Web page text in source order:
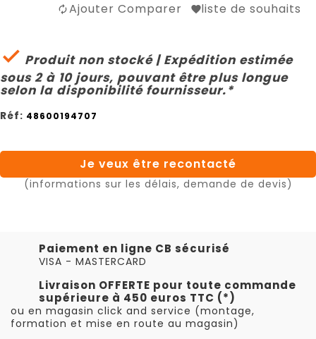
Ajouter Comparer liste de souhaits
 Produit non stocké | Expédition estimée
sous 2 à 10 jours, pouvant être plus longue
selon la disponibilité fournisseur.*
Réf: 48600194707
Je veux être recontacté
(informations sur les délais, demande de devis)
Paiement en ligne CB sécurisé
VISA - MASTERCARD
Livraison OFFERTE pour toute commande
supérieure à 450 euros TTC (*)
ou en magasin click and service (montage,
formation et mise en route au magasin)